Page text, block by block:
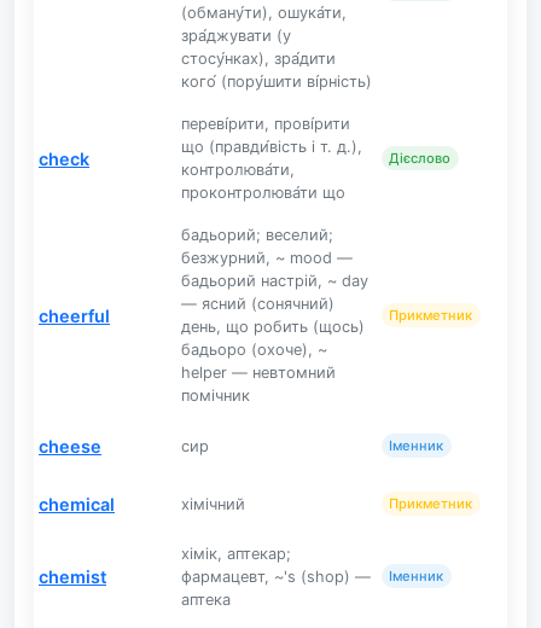
(обману́ти), ошука́ти,
зра́джувати (у
стосу́нках), зра́дити
кого́ (пору́шити ві́рність)
check
переві́рити, прові́рити
що (правди́вість і т. д.),
контролюва́ти,
проконтролюва́ти що
Дієслово
cheerful
бадьорий; веселий;
безжурний, ~ mood —
бадьорий настрій, ~ day
— ясний (сонячний)
день, що робить (щось)
бадьоро (охоче), ~
helper — невтомний
помічник
Прикметник
cheese сир Іменник
chemical хімічний Прикметник
chemist
хімік, аптекар;
фармацевт, ~'s (shop) —
аптека
Іменник